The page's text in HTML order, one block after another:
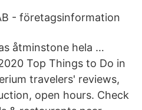
- företagsinformation
åtminstone hela …
Top Things to Do in
travelers' reviews,
open hours. Check